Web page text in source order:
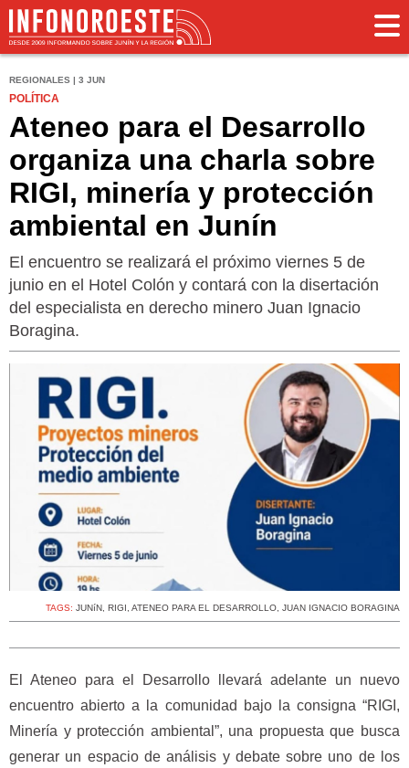
REGIONALES | 3 JUN
POLÍTICA
Ateneo para el Desarrollo
organiza una charla sobre
RIGI, minería y protección
ambiental en Junín
El encuentro se realizará el próximo viernes 5 de
junio en el Hotel Colón y contará con la disertación
del especialista en derecho minero Juan Ignacio
Boragina.
TAGS: JUNíN, RIGI , ATENEO PARA EL DESARROLLO, JUAN IGNACIO BORAGINA
El Ateneo para el Desarrollo llevará adelante un nuevo
encuentro abierto a la comunidad bajo la consigna “RIGI,
Minería y protección ambiental”, una propuesta que busca
generar un espacio de análisis y debate sobre uno de los